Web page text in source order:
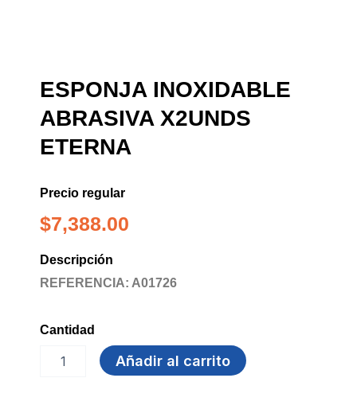
ESPONJA INOXIDABLE
ABRASIVA X2UNDS
ETERNA
Precio regular
$7,388.00
Descripción
REFERENCIA: A01726
Cantidad
INOXIDABLE
Añadir al carrito